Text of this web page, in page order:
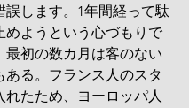
誤します。1年間経って駄
めようという心づもりで
最初の数カ月は客のない
ある。フランス人のスタ
れたため、ヨーロッパ人